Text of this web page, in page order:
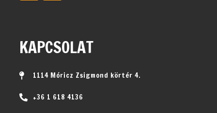
KAPCSOLAT
1114 Móricz Zsigmond körtér 4.
+36 1 618 4136